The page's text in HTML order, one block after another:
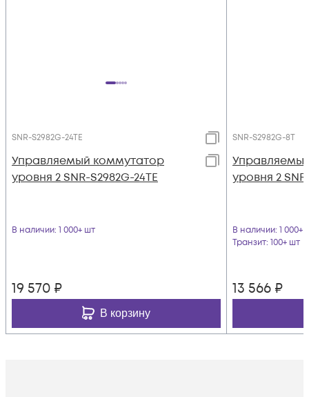
SNR-S2982G-24TE
Управляемый коммутатор
уровня 2 SNR-S2982G-24TE
В наличии: 1 000+ шт
19 570 ₽
В корзину
SNR-S2982G-8T
уровня 2
В наличии: 1 000+
Транзит: 100+ шт
13 566 ₽